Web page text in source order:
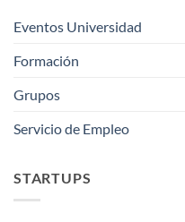
Eventos Universidad
Formación
Grupos
Servicio de Empleo
STARTUPS